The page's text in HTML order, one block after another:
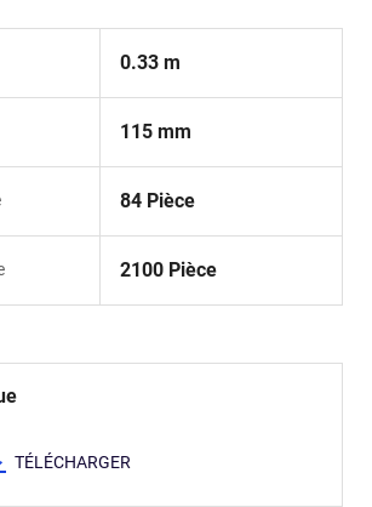
0.33 m
115 mm
84 Pièce
2100 Pièce
TÉLÉCHARGER